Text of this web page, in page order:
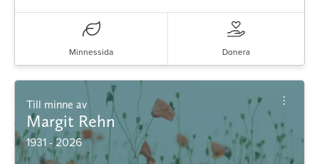
Minnessida Donera
Till minne av
Margit Rehn
1931 - 2026